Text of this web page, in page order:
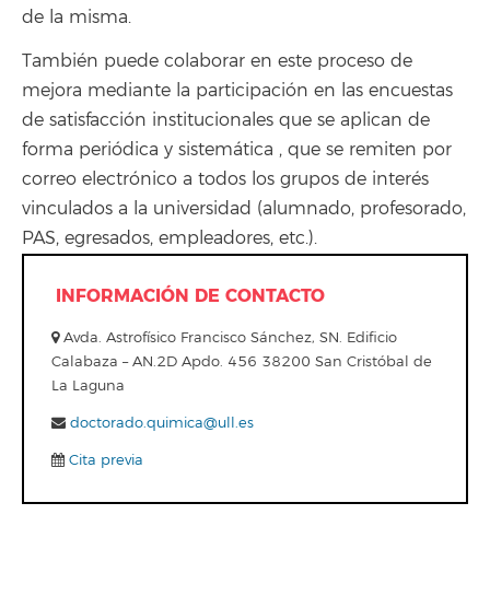
de la misma.
También puede colaborar en este proceso de
mejora mediante la participación en las encuestas
de satisfacción institucionales que se aplican de
forma periódica y sistemática , que se remiten por
correo electrónico a todos los grupos de interés
vinculados a la universidad (alumnado, profesorado,
PAS, egresados, empleadores, etc.).
INFORMACIÓN DE CONTACTO
Avda. Astrofísico Francisco Sánchez, SN. Edificio
Calabaza – AN.2D Apdo. 456 38200 San Cristóbal de
La Laguna
doctorado.quimica@ull.es
Cita previa